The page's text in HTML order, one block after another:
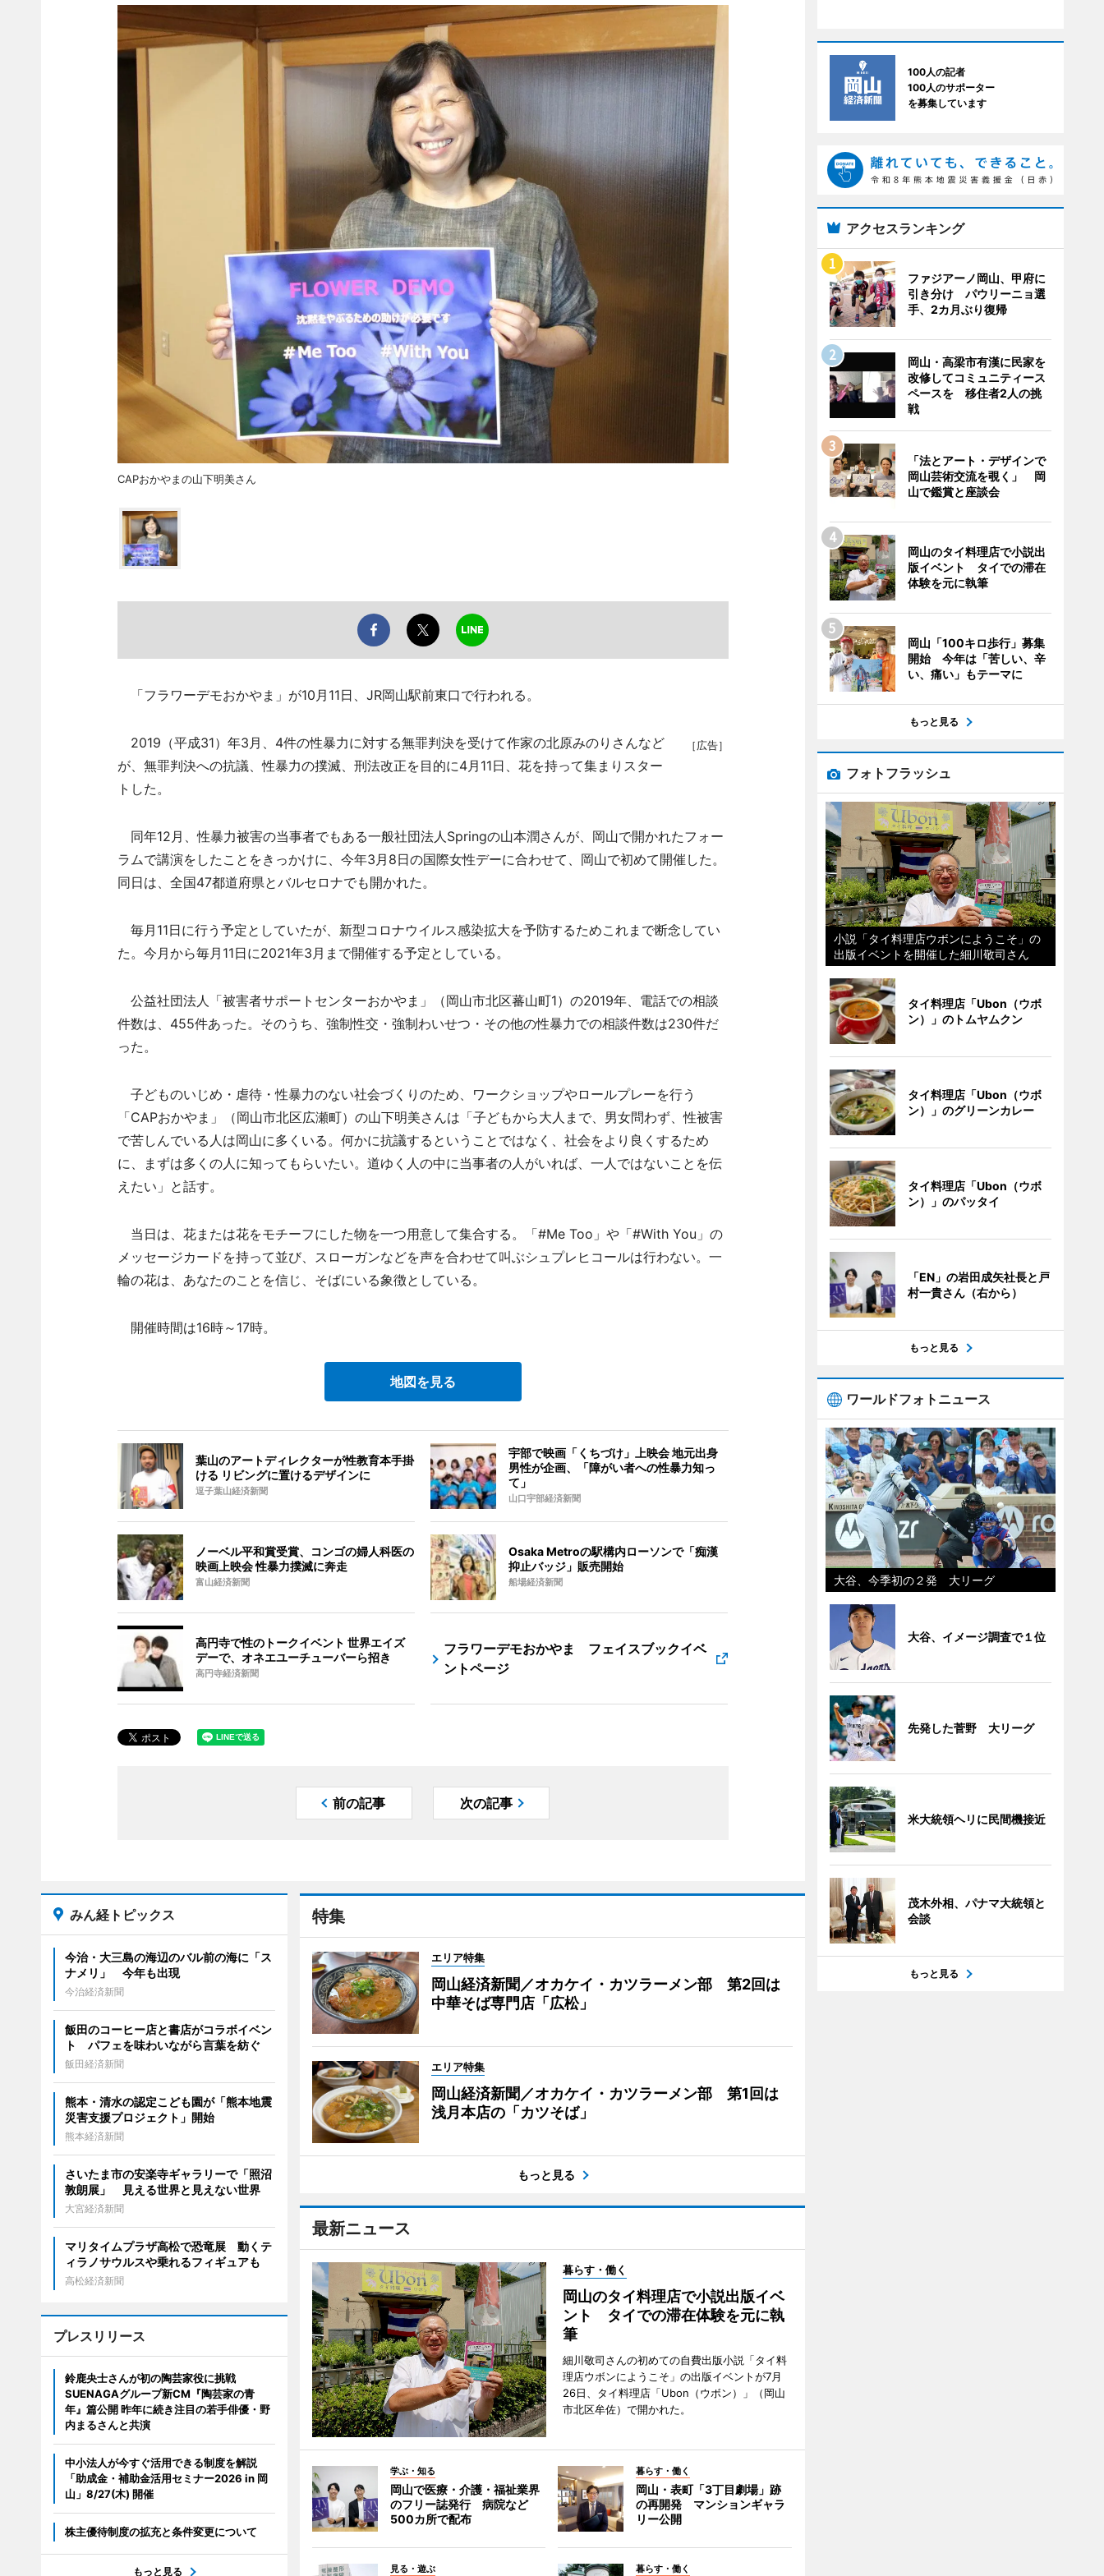
CAPおかやまの山下明美さん
「フラワーデモおかやま」が10月11日、JR岡山駅前東口で行われる。
［広告］
2019（平成31）年3月、4件の性暴力に対する無罪判決を受けて作家の北原みのりさんなど
が、無罪判決への抗議、性暴力の撲滅、刑法改正を目的に4月11日、花を持って集まりスター
トした。
同年12月、性暴力被害の当事者でもある一般社団法人Springの山本潤さんが、岡山で開かれたフォー
ラムで講演をしたことをきっかけに、今年3月8日の国際女性デーに合わせて、岡山で初めて開催した。
同日は、全国47都道府県とバルセロナでも開かれた。
毎月11日に行う予定としていたが、新型コロナウイルス感染拡大を予防するためこれまで断念してい
た。今月から毎月11日に2021年3月まで開催する予定としている。
公益社団法人「被害者サポートセンターおかやま」（岡山市北区蕃山町1）の2019年、電話での相談
件数は、455件あった。そのうち、強制性交・強制わいせつ・その他の性暴力での相談件数は230件だ
った。
子どものいじめ・虐待・性暴力のない社会づくりのため、ワークショップやロールプレーを行う
「CAPおかやま」（岡山市北区広瀬町）の山下明美さんは「子どもから大人まで、男女問わず、性被害
で苦しんでいる人は岡山に多くいる。何かに抗議するということではなく、社会をより良くするため
に、まずは多くの人に知ってもらいたい。道ゆく人の中に当事者の人がいれば、一人ではないことを伝
えたい」と話す。
当日は、花または花をモチーフにした物を一つ用意して集合する。「#Me Too」や「#With You」の
メッセージカードを持って並び、スローガンなどを声を合わせて叫ぶシュプレヒコールは行わない。一
輪の花は、あなたのことを信じ、そばにいる象徴としている。
開催時間は16時～17時。
地図を見る
葉山のアートディレクターが性教育本手掛
ける リビングに置けるデザインに
逗子葉山経済新聞
宇部で映画「くちづけ」上映会 地元出身
男性が企画、「障がい者への性暴力知っ
て」
山口宇部経済新聞
ノーベル平和賞受賞、コンゴの婦人科医の
映画上映会 性暴力撲滅に奔走
富山経済新聞
Osaka Metroの駅構内ローソンで「痴漢
抑止バッジ」販売開始
船場経済新聞
高円寺で性のトークイベント 世界エイズ
デーで、オネエユーチューバーら招き
高円寺経済新聞
フラワーデモおかやま フェイスブックイベ
ントページ
前の記事 次の記事
特集
エリア特集
岡山経済新聞／オカケイ・カツラーメン部 第2回は
中華そば専門店「広松」
エリア特集
岡山経済新聞／オカケイ・カツラーメン部 第1回は
浅月本店の「カツそば」
もっと見る
最新ニュース
暮らす・働く
岡山のタイ料理店で小説出版イベ
ント タイでの滞在体験を元に執
筆
細川敬司さんの初めての自費出版小説「タイ料
理店ウボンにようこそ」の出版イベントが7月
26日、タイ料理店「Ubon（ウボン）」（岡山
市北区牟佐）で開かれた。
学ぶ・知る
岡山で医療・介護・福祉業界
のフリー誌発行 病院など
500カ所で配布
暮らす・働く
岡山・表町「3丁目劇場」跡
の再開発 マンションギャラ
リー公開
見る・遊ぶ 暮らす・働く
みん経トピックス
今治・大三島の海辺のバル前の海に「ス
ナメリ」 今年も出現
今治経済新聞
飯田のコーヒー店と書店がコラボイベン
ト パフェを味わいながら言葉を紡ぐ
飯田経済新聞
熊本・清水の認定こども園が「熊本地震
災害支援プロジェクト」開始
熊本経済新聞
さいたま市の安楽寺ギャラリーで「照沼
敦朗展」 見える世界と見えない世界
大宮経済新聞
マリタイムプラザ高松で恐竜展 動くテ
ィラノサウルスや乗れるフィギュアも
高松経済新聞
プレスリリース
鈴鹿央士さんが初の陶芸家役に挑戦
SUENAGAグループ新CM『陶芸家の青
年』篇公開 昨年に続き注目の若手俳優・野
内まるさんと共演
中小法人が今すぐ活用できる制度を解説
「助成金・補助金活用セミナー2026 in 岡
山」8/27(木) 開催
株主優待制度の拡充と条件変更について
もっと見る
100人の記者
100人のサポーター
を募集しています
アクセスランキング
ファジアーノ岡山、甲府に
引き分け パウリーニョ選
手、2カ月ぶり復帰
岡山・高梁市有漢に民家を
改修してコミュニティース
ペースを 移住者2人の挑
戦
「法とアート・デザインで
岡山芸術交流を覗く」 岡
山で鑑賞と座談会
岡山のタイ料理店で小説出
版イベント タイでの滞在
体験を元に執筆
岡山「100キロ歩行」募集
開始 今年は「苦しい、辛
い、痛い」もテーマに
もっと見る
フォトフラッシュ
小説「タイ料理店ウボンにようこそ」の
出版イベントを開催した細川敬司さん
タイ料理店「Ubon（ウボ
ン）」のトムヤムクン
タイ料理店「Ubon（ウボ
ン）」のグリーンカレー
タイ料理店「Ubon（ウボ
ン）」のパッタイ
「EN」の岩田成矢社長と戸
村一貴さん（右から）
もっと見る
ワールドフォトニュース
大谷、今季初の２発 大リーグ
大谷、イメージ調査で１位
先発した菅野 大リーグ
米大統領ヘリに民間機接近
茂木外相、パナマ大統領と
会談
もっと見る